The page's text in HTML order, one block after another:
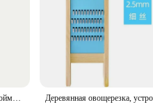
Нержавеющая сталь 12-дюймовая терка для лимона, многофункциональная терка для сыра, шлифовальная машина для шоколада, инструмент для фруктов и чеснока, кухонные гаджеты